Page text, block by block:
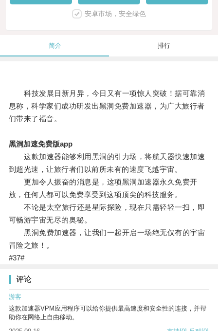
安卓市场，安全绿色
简介 排行
科技发展日新月异，今日又有一项惊人突破！据可靠消
息称，科学家们成功研发出黑洞免费加速器，为广大旅行者
们带来了福音。
黑洞加速免费版app
这款加速器能够利用黑洞的引力场，将航天器快速加速
到超光速，让旅行者们以前所未有的速度飞越宇宙。
更加令人振奋的消息是，这项黑洞加速器永久免费开
放，任何人都可以免费享受到这项顶尖的科技服务。
不论是太空旅行还是星际探险，现在只需轻轻一扫，即
可畅游宇宙无尽的奥秘。
黑洞免费加速器，让我们一起开启一场绝无仅有的宇宙
冒险之旅！。
#37#
评论
游客
这款加速器VPM应用程序可以给你提供最高速度和安全性的连接，并帮
助你在网络上自由移动。